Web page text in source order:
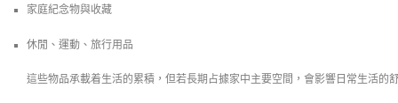
家庭紀念物與收藏
休閒、運動、旅行用品
這些物品承載着生活的累積，但若長期占據家中主要空間，會影響日常生活的